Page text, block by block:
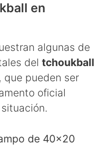
en
algunas de
del tchoukball
, que pueden ser
oficial
de 40×20